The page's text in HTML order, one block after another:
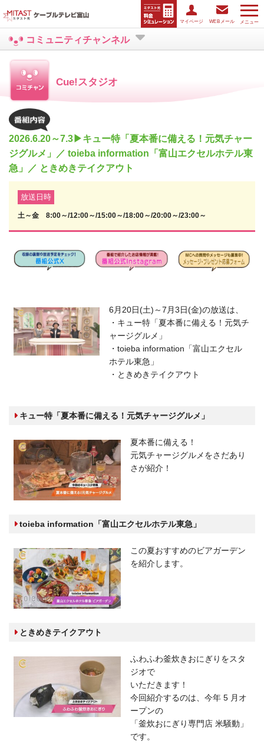
メニュー
マイページ WEBメール
コミュニティチャンネル
Cue!スタジオ
2026.6.20～7.3▶キュー特「夏本番に備える！元気チャー
ジグルメ」／ toieba information「富山エクセルホテル東
急」／ ときめきテイクアウト
放送日時
土～金 8:00～/12:00～/15:00～/18:00～/20:00～/23:00～
6月20日(土)～7月3日(金)の放送は、
・キュー特「夏本番に備える！元気チ
ャージグルメ」
・toieba information「富山エクセル
ホテル東急」
・ときめきテイクアウト
キュー特「夏本番に備える！元気チャージグルメ」
夏本番に備える！
元気チャージグルメをさだあり
さが紹介！
toieba information「富山エクセルホテル東急」
この夏おすすめのビアガーデン
を紹介します。
ときめきテイクアウト
ふわふわ釜炊きおにぎりをスタ
ジオで
いただきます！
今回紹介するのは、今年 5 月オ
ープンの
「釜炊おにぎり専門店 米騒動」
です。